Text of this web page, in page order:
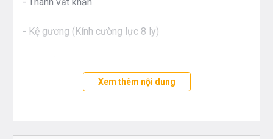
- Thanh vắt khăn
- Kệ gương (Kính cường lực 8 ly)
Xem thêm nội dung